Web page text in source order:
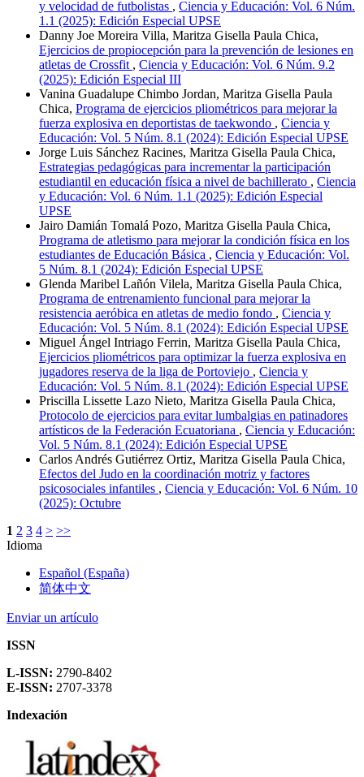
y velocidad de futbolistas , Ciencia y Educación: Vol. 6 Núm.
1.1 (2025): Edición Especial UPSE
Danny Joe Moreira Villa, Maritza Gisella Paula Chica,
Ejercicios de propiocepción para la prevención de lesiones en
atletas de Crossfit , Ciencia y Educación: Vol. 6 Núm. 9.2
(2025): Edición Especial III
Vanina Guadalupe Chimbo Jordan, Maritza Gisella Paula
Chica, Programa de ejercicios pliométricos para mejorar la
fuerza explosiva en deportistas de taekwondo , Ciencia y
Educación: Vol. 5 Núm. 8.1 (2024): Edición Especial UPSE
Jorge Luis Sánchez Racines, Maritza Gisella Paula Chica,
Estrategias pedagógicas para incrementar la participación
estudiantil en educación física a nivel de bachillerato , Ciencia
y Educación: Vol. 6 Núm. 1.1 (2025): Edición Especial
UPSE
Jairo Damián Tomalá Pozo, Maritza Gisella Paula Chica,
Programa de atletismo para mejorar la condición física en los
estudiantes de Educación Básica , Ciencia y Educación: Vol.
5 Núm. 8.1 (2024): Edición Especial UPSE
Glenda Maribel Lañón Vilela, Maritza Gisella Paula Chica,
Programa de entrenamiento funcional para mejorar la
resistencia aeróbica en atletas de medio fondo , Ciencia y
Educación: Vol. 5 Núm. 8.1 (2024): Edición Especial UPSE
Miguel Ángel Intriago Ferrin, Maritza Gisella Paula Chica,
Ejercicios pliométricos para optimizar la fuerza explosiva en
jugadores reserva de la liga de Portoviejo , Ciencia y
Educación: Vol. 5 Núm. 8.1 (2024): Edición Especial UPSE
Priscilla Lissette Lazo Nieto, Maritza Gisella Paula Chica,
Protocolo de ejercicios para evitar lumbalgias en patinadores
artísticos de la Federación Ecuatoriana , Ciencia y Educación:
Vol. 5 Núm. 8.1 (2024): Edición Especial UPSE
Carlos Andrés Gutiérrez Ortiz, Maritza Gisella Paula Chica,
Efectos del Judo en la coordinación motriz y factores
psicosociales infantiles , Ciencia y Educación: Vol. 6 Núm. 10
(2025): Octubre
1 2 3 4 > >>
Idioma
Español (España)
简体中文
Enviar un artículo
ISSN
L-ISSN: 2790-8402
E-ISSN: 2707-3378
Indexación